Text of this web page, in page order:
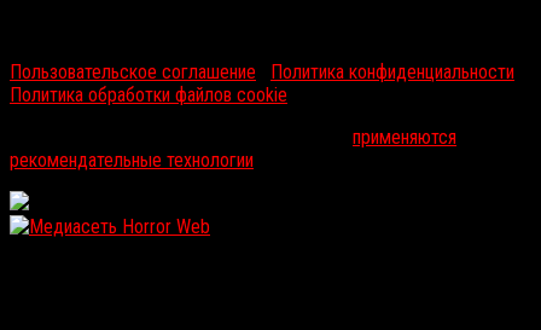
Пользовательское соглашение
Политика конфиденциальности
Политика обработки файлов cookie
применяются
рекомендательные технологии